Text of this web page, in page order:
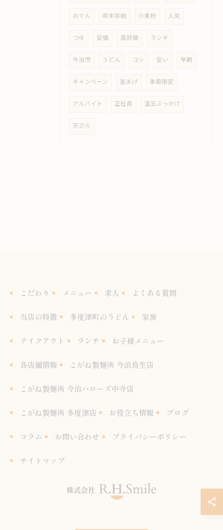
おでん 年末年始 小麦粉 人気
つゆ 安価 高評価 ランチ
今治市 うどん コシ 安い 早朝
キャンペーン 釜あげ 季節限定
アルバイト 正社員 温玉ぶっかけ
天ぷら
こだわり メニュー 求人 よくある質問
当店の特徴 多度津町のうどん 家族
テイクアウト ランチ お子様メニュー
各店舗情報 こがね製麺所 今治鳥生店
こがね製麺所 今治ハローズ中寺店
こがね製麺所 多度津店 お役立ち情報 ブログ
コラム お問い合わせ プライバシーポリシー
サイトマップ